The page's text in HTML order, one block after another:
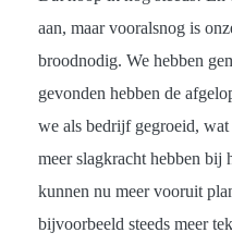
aan, maar vooralsnog is
broodnodig. We hebben
gevonden hebben de
we als bedrijf gegroeid,
meer slagkracht hebben bij
kunnen nu meer vooruit
bijvoorbeeld steeds meer